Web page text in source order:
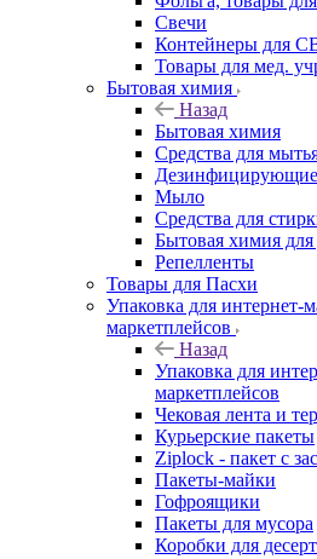
Свечи
Контейнеры для
Товары для мед.
Бытовая химия
Назад
Бытовая химия
Средства для
Дезинфицирующие
Мыло
Средства для
Бытовая химия для
Репелленты
Товары для Пасхи
Упаковка для интернет-
маркетплейсов
Назад
Упаковка для
маркетплейсов
Чековая лента и
Курьерские пакеты
Ziplock - пакет с
Пакеты-майки
Гофроящики
Пакеты для мусора
Коробки для